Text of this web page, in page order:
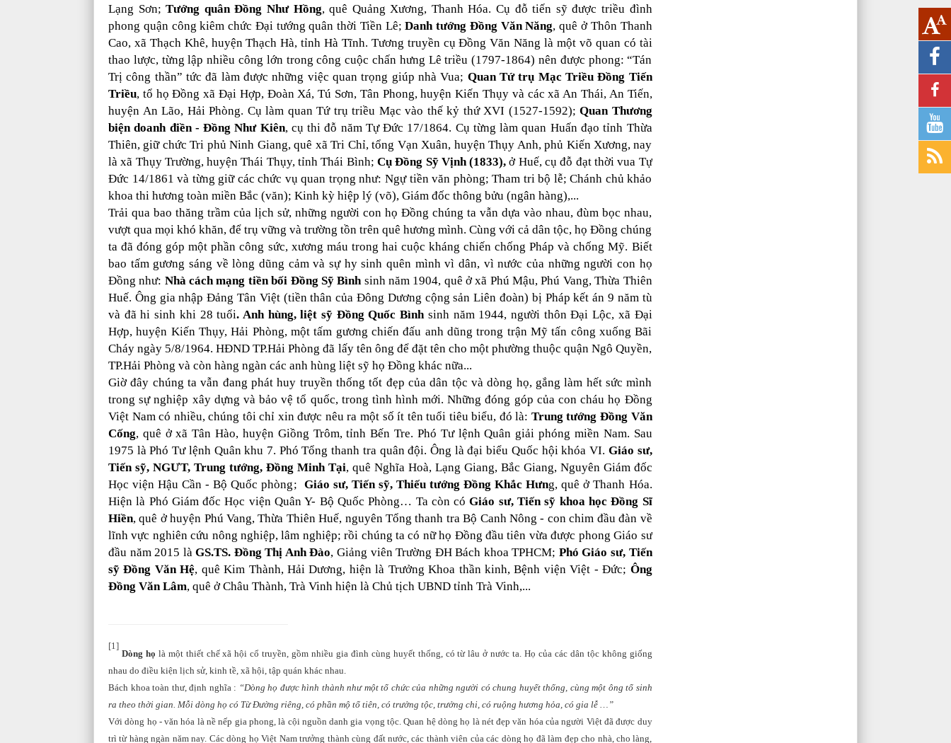
Lạng Sơn;Tướng quân Đồng Như Hồng, quê Quảng Xương, Thanh Hóa. Cụ đỗ tiến sỹ được triều đình
phong quận công kiêm chức Đại tướng quân thời Tiền Lê; Danh tướng Đồng Văn Năng, quê ở Thôn Thanh
Cao, xã Thạch Khê, huyện Thạch Hà, tỉnh Hà Tĩnh. Tương truyền cụ Đồng Văn Năng là một võ quan có tài
thao lược, từng lập nhiều công lớn trong công cuộc chấn hưng Lê triều (1797-1864) nên được phong: “Tán
Trị công thần” tức đã làm được những việc quan trọng giúp nhà Vua; Quan Tứ trụ Mạc Triều Đồng Tiến
Triều, tổ họ Đồng xã Đại Hợp, Đoàn Xá, Tú Sơn, Tân Phong, huyện Kiến Thụy và các xã An Thái, An Tiến,
huyện An Lão, Hải Phòng. Cụ làm quan Tứ trụ triều Mạc vào thế kỷ thứ XVI (1527-1592); Quan Thương
biện doanh điền - Đồng Như Kiên, cụ thi đỗ năm Tự Đức 17/1864. Cụ từng làm quan Huấn đạo tỉnh Thừa
Thiên, giữ chức Tri phủ Ninh Giang, quê xã Tri Chỉ, tổng Vạn Xuân, huyện Thụy Anh, phủ Kiến Xương, nay
là xã Thụy Trường, huyện Thái Thụy, tỉnh Thái Bình; Cụ Đồng Sỹ Vịnh (1833),ở Huế, cụ đỗ đạt thời vua Tự
Đức 14/1861 và từng giữ các chức vụ quan trọng như: Ngự tiền văn phòng; Tham tri bộ lễ; Chánh chủ khảo
khoa thi hương toàn miền Bắc (văn); Kinh kỳ hiệp lý (võ), Giám đốc thông bửu (ngân hàng),...
Trải qua bao thăng trầm của lịch sử, những người con họ Đồng chúng ta vẫn dựa vào nhau, đùm bọc nhau,
vượt qua mọi khó khăn, để trụ vững và trường tồn trên quê hương mình. Cùng với cả dân tộc, họ Đồng chúng
ta đã đóng góp một phần công sức, xương máu trong hai cuộc kháng chiến chống Pháp và chống Mỹ. Biết
bao tấm gương sáng về lòng dũng cảm và sự hy sinh quên mình vì dân, vì nước của những người con họ
Đồng như: Nhà cách mạng tiền bối Đồng Sỹ Bìnhsinh năm 1904, quê ở xã Phú Mậu, Phú Vang, Thừa Thiên
Huế. Ông gia nhập Đảng Tân Việt (tiền thân của Đông Dương cộng sản Liên đoàn) bị Pháp kết án 9 năm tù
và đã hi sinh khi 28 tuổi. Anh hùng, liệt sỹ Đồng Quốc Bìnhsinh năm 1944, người thôn Đại Lộc, xã Đại
Hợp, huyện Kiến Thụy, Hải Phòng, một tấm gương chiến đấu anh dũng trong trận Mỹ tấn công xuống Bãi
Cháy ngày 5/8/1964. HĐND TP.Hải Phòng đã lấy tên ông để đặt tên cho một phường thuộc quận Ngô Quyền,
TP.Hải Phòng và còn hàng ngàn các anh hùng liệt sỹ họ Đồng khác nữa...
Giờ đây chúng ta vẫn đang phát huy truyền thống tốt đẹp của dân tộc và dòng họ, gắng làm hết sức mình
trong sự nghiệp xây dựng và bảo vệ tổ quốc, trong tình hình mới. Những đóng góp của con cháu họ Đồng
Việt Nam có nhiều, chúng tôi chỉ xin được nêu ra một số ít tên tuổi tiêu biểu, đó là: Trung tướng Đồng Văn
Cống, quê ở xã Tân Hào, huyện Giồng Trôm, tỉnh Bến Tre. Phó Tư lệnh Quân giải phóng miền Nam. Sau
1975 là Phó Tư lệnh Quân khu 7. Phó Tổng thanh tra quân đội. Ông là đại biểu Quốc hội khóa VI. Giáo sư,
Tiến sỹ, NGƯT, Trung tướng, Đồng Minh Tại, quê Nghĩa Hoà, Lạng Giang, Bắc Giang, Nguyên Giám đốc
Học viện Hậu Cần - Bộ Quốc phòng; Giáo sư, Tiến sỹ, Thiếu tướng Đồng Khắc Hưng, quê ở Thanh Hóa.
Hiện là Phó Giám đốc Học viện Quân Y- Bộ Quốc Phòng… Ta còn cóGiáo sư, Tiến sỹ khoa học Đồng Sĩ
Hiền, quê ở huyện Phú Vang, Thừa Thiên Huế, nguyên Tổng thanh tra Bộ Canh Nông - con chim đầu đàn về
lĩnh vực nghiên cứu nông nghiệp, lâm nghiệp; rồi chúng ta có nữ họ Đồng đầu tiên vừa được phong Giáo sư
đầu năm 2015 làGS.TS. Đồng Thị Anh Đào, Giảng viên Trường ĐH Bách khoa TPHCM; Phó Giáo sư, Tiến
sỹ Đồng Văn Hệ, quê Kim Thành, Hải Dương, hiện là Trưởng Khoa thần kinh, Bệnh viện Việt - Đức; Ông
Đồng Văn Lâm, quê ở Châu Thành, Trà Vinh hiện là Chủ tịch UBND tỉnh Trà Vinh,...
[1]
Dòng họ là một thiết chế xã hội cổ truyền, gồm nhiều gia đình cùng huyết thống, có từ lâu ở nước ta. Họ của các dân tộc không giống
nhau do điều kiện lịch sử, kinh tề, xã hội, tập quán khác nhau.
Bách khoa toàn thư, định nghĩa : “Dòng họ được hình thành như một tổ chức của những người có chung huyết thống, cùng một ông tổ sinh
ra theo thời gian. Mỗi dòng họ có Từ Đường riêng, có phần mộ tổ tiên, có trưởng tộc, trưởng chi, có ruộng hương hỏa, có gia lễ …”
Với dòng họ - văn hóa là nề nếp gia phong, là cội nguồn danh gia vọng tộc. Quan hệ dòng họ là nét đẹp văn hóa của người Việt đã được duy
trì từ hàng ngàn năm nay. Các dòng họ Việt Nam trưởng thành cùng đất nước, các thành viên của các dòng họ đã làm đẹp cho nhà, cho làng,